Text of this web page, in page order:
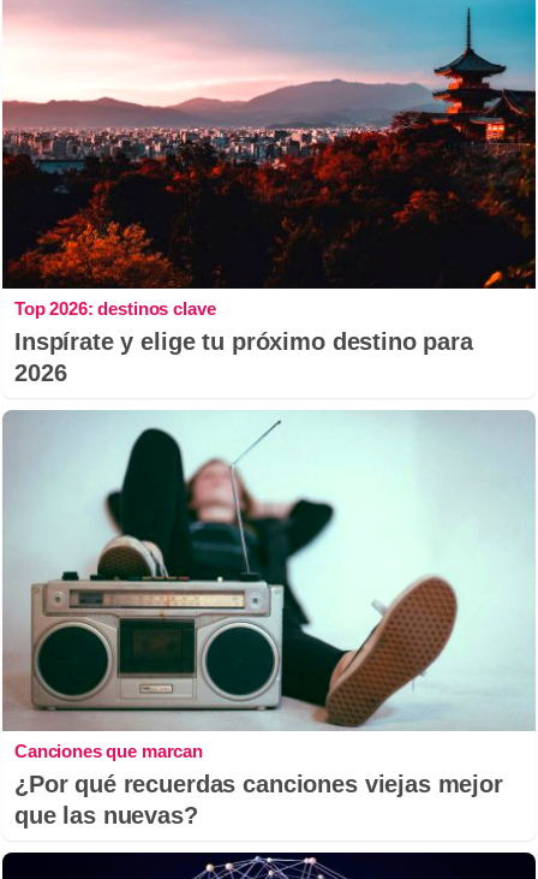
Top 2026: destinos clave
Inspírate y elige tu próximo destino para
2026
Canciones que marcan
¿Por qué recuerdas canciones viejas mejor
que las nuevas?